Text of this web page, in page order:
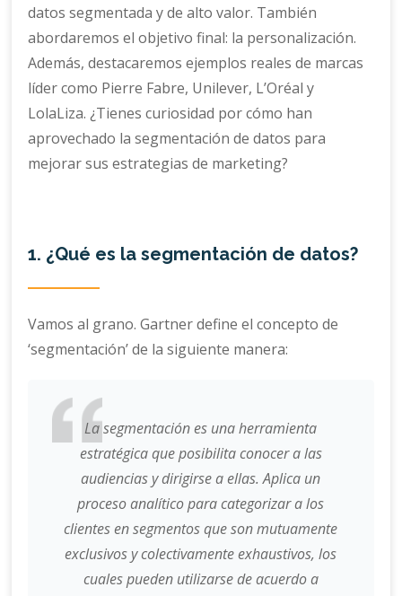
datos segmentada y de alto valor. También
abordaremos el objetivo final: la personalización.
Además, destacaremos ejemplos reales de marcas
líder como Pierre Fabre, Unilever, L’Oréal y
LolaLiza. ¿Tienes curiosidad por cómo han
aprovechado la segmentación de datos para
mejorar sus estrategias de marketing?
1. ¿Qué es la segmentación de datos?
Vamos al grano. Gartner define el concepto de
‘segmentación’ de la siguiente manera:
La segmentación es una herramienta
estratégica que posibilita conocer a las
audiencias y dirigirse a ellas. Aplica un
proceso analítico para categorizar a los
clientes en segmentos que son mutuamente
exclusivos y colectivamente exhaustivos, los
cuales pueden utilizarse de acuerdo a